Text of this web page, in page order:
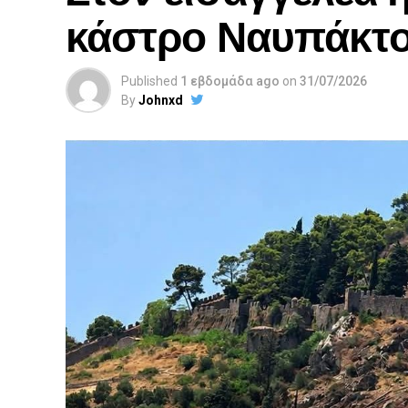
κάστρο
Published 1 εβδομάδα ago on 31/07/2026
ByJohnxd